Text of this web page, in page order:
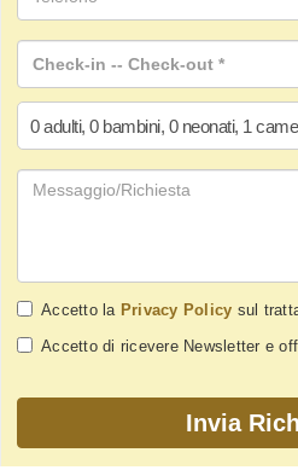
0 adulti, 0 bambini, 0 neonati, 1
Accetto la Privacy Policy sul
Accetto di ricevere Newsletter e